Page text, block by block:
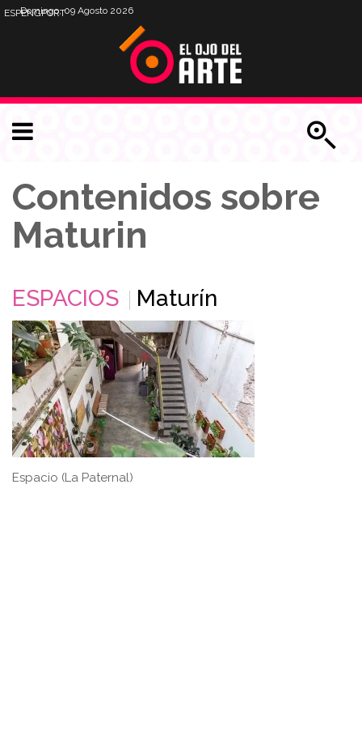
Domingo, 09 Agosto 2026
ESPENGPORT
Contenidos sobre
Maturin
ESPACIOS Maturín
Espacio (La Paternal)